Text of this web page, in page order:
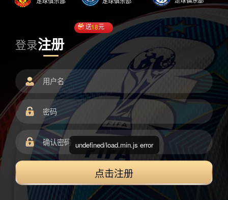
登录注册
送18元
点击注册
undefined/load.min.js error